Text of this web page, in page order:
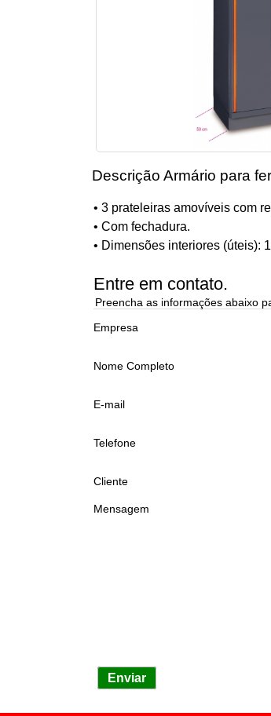
Descrição Armário para
• 3 prateleiras amovíveis com
• Com fechadura.
• Dimensões interiores (úteis):
Entre em contato.
Preencha as informações abaixo
Empresa
Nome Completo
E-mail
Telefone
Cliente
Mensagem
Enviar